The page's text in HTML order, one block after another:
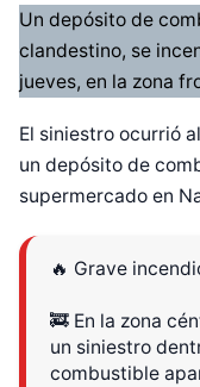
Un depósito de
clandestino, se
jueves, en la zona
El siniestro ocurrió
un depósito de
supermercado en
🔥 Grave
🚒 En la zona
un siniestro
combustible